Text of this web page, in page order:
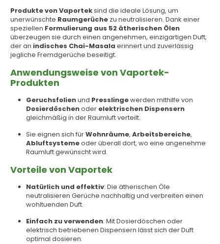
Produkte von Vaporteksind die ideale Lösung, um
unerwünschte Raumgerüche zu neutralisieren. Dank einer
speziellen Formulierung aus 52 ätherischen Ölen
überzeugen sie durch einen angenehmen, einzigartigen Duft,
der an indisches Chai-Masala erinnert und zuverlässig
jegliche Fremdgerüche beseitigt.
Anwendungsweise von Vaportek-
Produkten
Geruchsfolienund Presslingewerden mithilfe von
Dosierdöschenoder elektrischen Dispensern
gleichmäßig in der Raumluft verteilt.
Sie eignen sich fürWohnräume, Arbeitsbereiche,
Abluftsystemeoder überall dort, wo eine angenehme
Raumluft gewünscht wird.
Vorteile von Vaportek
Natürlich und effektiv: Die ätherischen Öle
neutralisieren Gerüche nachhaltig und verbreiten einen
wohltuenden Duft.
Einfach zu verwenden: Mit Dosierdöschen oder
elektrisch betriebenen Dispensern lässt sich der Duft
optimal dosieren.